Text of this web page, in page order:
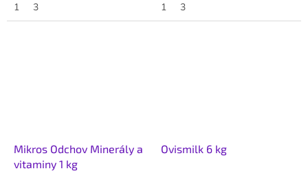
1 3
1
3
Mikros Odchov Minerály a
vitaminy 1 kg
Ovismilk 6 kg